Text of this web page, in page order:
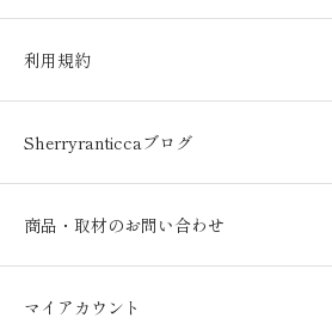
利用規約
Sherryranticcaブログ
商品・取材のお問い合わせ
マイアカウント